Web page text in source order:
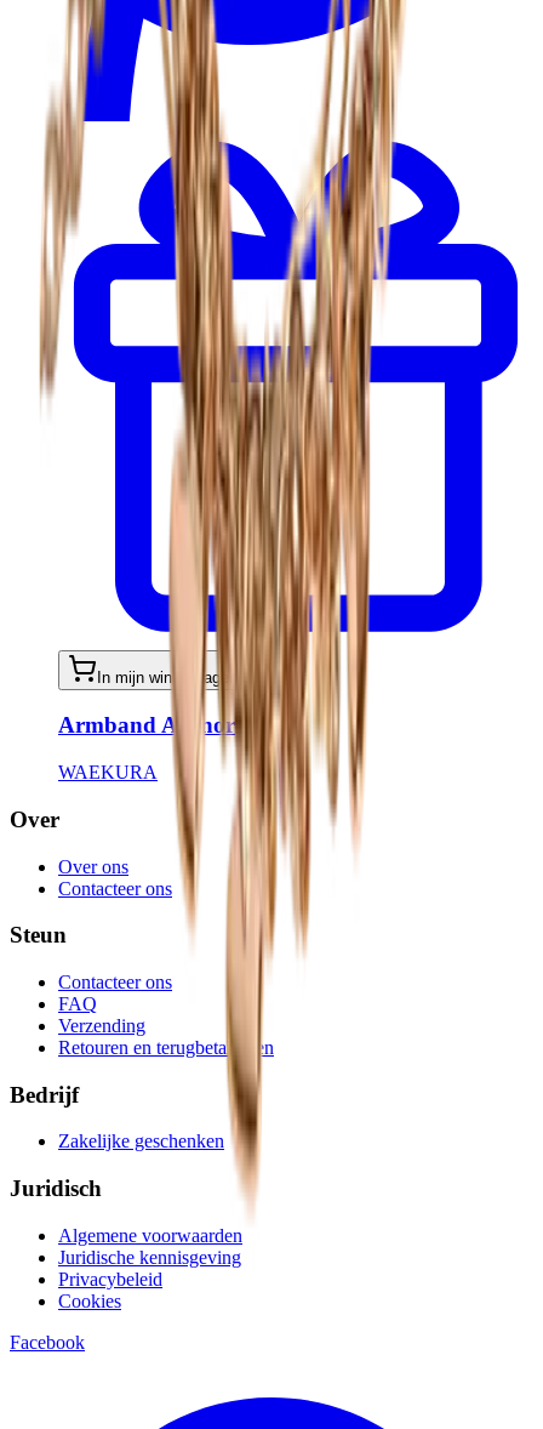
In mijn winkelwagen
Armband Aliénor
WAEKURA
Over
Over ons
Contacteer ons
Steun
Contacteer ons
FAQ
Verzending
Retouren en terugbetalingen
Bedrijf
Zakelijke geschenken
Juridisch
Algemene voorwaarden
Juridische kennisgeving
Privacybeleid
Cookies
Facebook